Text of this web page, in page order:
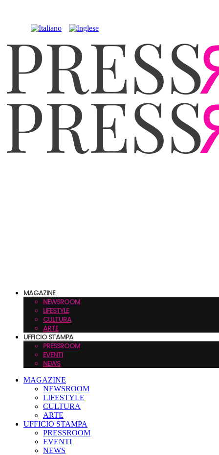
MAGAZINE
NEWSROOM
LIFESTYLE
CULTURA
ARTE
UFFICIO STAMPA
PRESSROOM
EVENTI
NEWS
MAGAZINE
NEWSROOM
LIFESTYLE
CULTURA
ARTE
UFFICIO STAMPA
PRESSROOM
EVENTI
NEWS